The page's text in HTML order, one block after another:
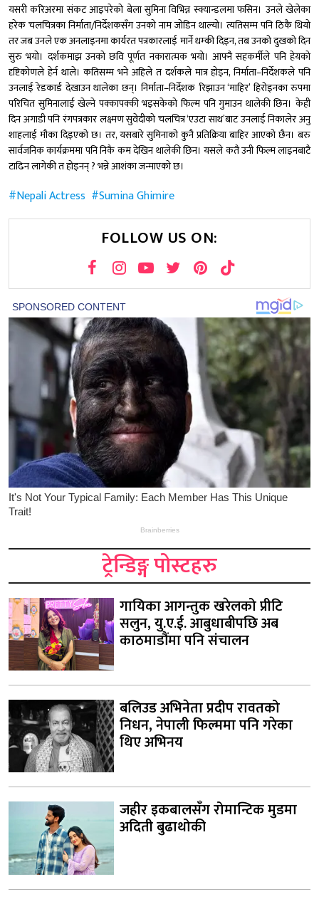
यसरी करिअरमा संकट आइपरेको बेला सुमिना विभिन्न स्क्यान्डलमा फसिन। उनले खेलेका
हरेक चलचित्रका निर्माता/निर्देशकसँग उनको नाम जोडिन थाल्यो। त्यतिसम्म पनि ठिकै थियो
तर जब उनले एक अनलाइनमा कार्यरत पत्रकारलाई मार्ने धम्की दिइन, तब उनको दुखको दिन
सुरु भयो। दर्शकमाझ उनको छवि पूर्णत नकारात्मक भयो। आफ्नै सहकर्मीले पनि हेयको
दृष्टिकोणले हेर्न थाले। कतिसम्म भने अहिले त दर्शकले मात्र होइन, निर्माता–निर्देशकले पनि
उनलाई रेडकार्ड देखाउन थालेका छन्। निर्माता–निर्देशक रिझाउन ‘माहिर’ हिरोइनका रुपमा
परिचित सुमिनालाई खेल्ने पक्कापक्की भइसकेको फिल्म पनि गुमाउन थालेकी छिन। केही
दिन अगाडी पनि रंगपत्रकार लक्ष्मण सुवेदीको चलचित्र ‘एउटा साथ’बाट उनलाई निकालेर अनु
शाहलाई मौका दिइएको छ। तर, यसबारे सुमिनाको कुनै प्रतिक्रिया बाहिर आएको छैन। बरु
सार्वजनिक कार्यक्रममा पनि निकै कम देखिन थालेकी छिन। यसले कतै उनी फिल्म लाइनबाटै
टाढिन लागेकी त होइनन् ? भन्ने आशंका जन्माएको छ।
Nepali Actress Sumina Ghimire
FOLLOW US ON:
ट्रेन्डिङ्ग पोस्टहरु
गायिका आगन्तुक खरेलको प्रीटि
सलुन, यु.ए.ई. आबुधाबीपछि अब
काठमाडौंमा पनि संचालन
बलिउड अभिनेता प्रदीप रावतको
निधन, नेपाली फिल्ममा पनि गरेका
थिए अभिनय
जहीर इकबालसँग रोमान्टिक मुडमा
अदिती बुढाथोकी